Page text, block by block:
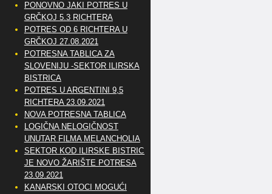
PONOVNO JAKI POTRES U
GRČKOJ 5.3 RICHTERA
POTRES OD 6 RICHTERA U
GRČKOJ 27.08.2021
POTRESNA TABLICA ZA
SLOVENIJU -SEKTOR ILIRSKA
BISTRICA
POTRES U ARGENTINI 9,5
RICHTERA 23.09.2021
NOVA POTRESNA TABLICA
LOGIČNA NELOGIČNOST
UNUTAR FILMA MELANCHOLIA
SEKTOR KOD ILIRSKE BISTRICE
JE NOVO ŽARIŠTE POTRESA
23.09.2021
KANARSKI OTOCI MOGUĆI